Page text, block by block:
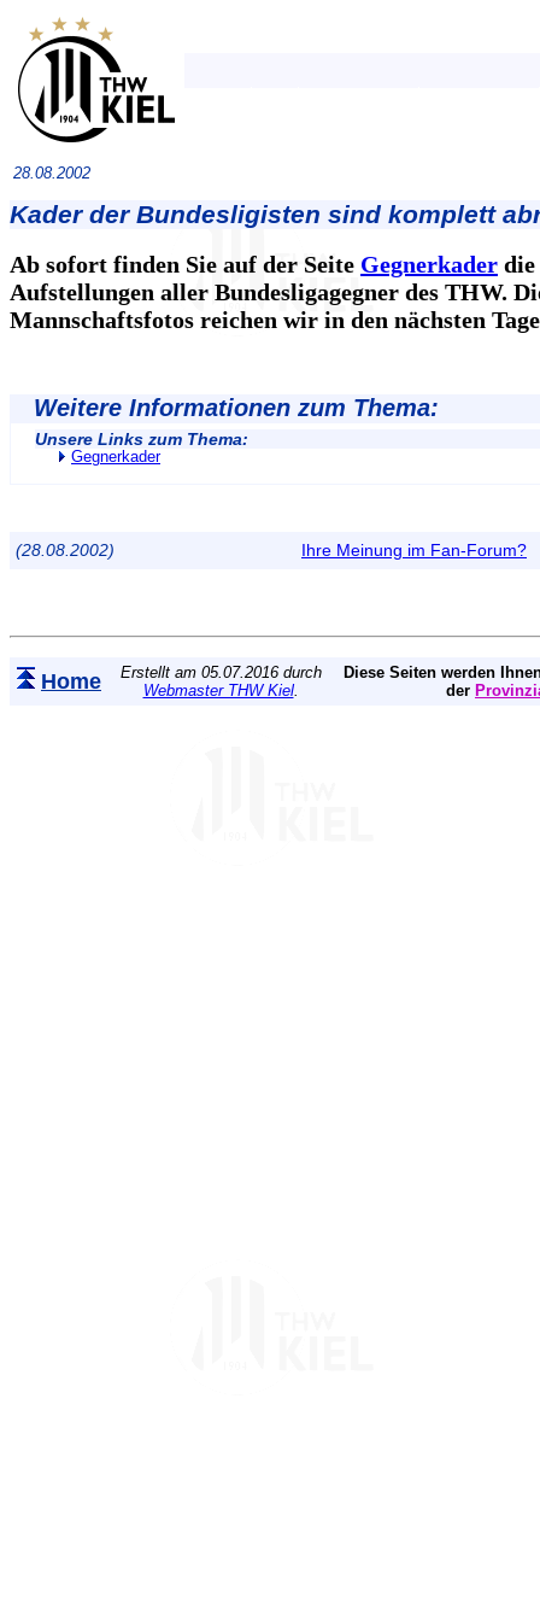
28.08.2002
Kader der Bundesligisten sind komplett
Ab sofort finden Sie auf der Seite Gegnerkader die
Aufstellungen aller Bundesligagegner des THW.
Mannschaftsfotos reichen wir in den nächsten
Weitere Informationen zum Thema:
Unsere Links zum Thema:
Gegnerkader
(28.08.2002) Ihre Meinung im Fan-Forum?
Home
Erstellt am 05.07.2016 durch
Webmaster THW Kiel.
Diese Seiten werden
der